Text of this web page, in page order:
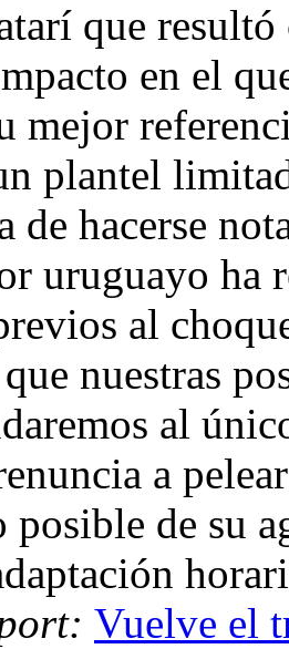
que
en el
mejor
plantel
de hacerse
uruguayo ha
al
que nuestras
al
a
posible de su
Vuelve el